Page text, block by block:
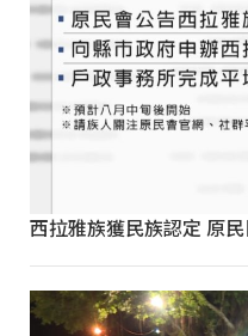
西拉雅族獲民族認定 原